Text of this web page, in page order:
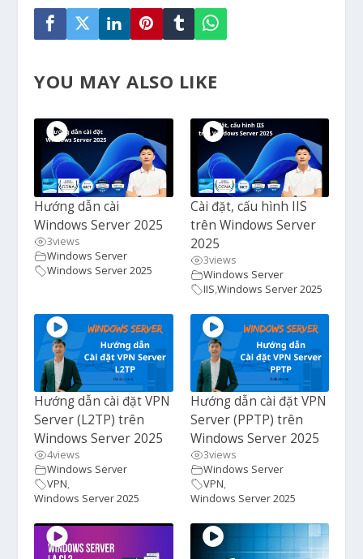
YOU MAY ALSO LIKE
Hướng dẫn cài
Windows Server 2025
3views
Windows Server
Windows Server 2025
Cài đặt, cấu hình IIS
trên Windows Server
2025
3views
Windows Server
IIS,Windows Server 2025
Hướng dẫn cài đặt VPN
Server (L2TP) trên
Windows Server 2025
4views
Windows Server
VPN,
Windows Server 2025
Hướng dẫn cài đặt VPN
Server (PPTP) trên
Windows Server 2025
3views
Windows Server
VPN,
Windows Server 2025